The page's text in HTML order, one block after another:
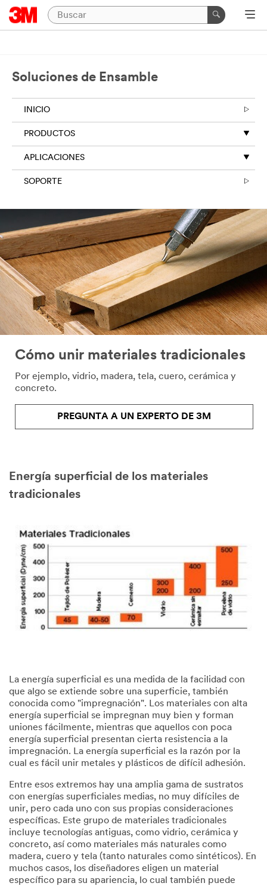
Soluciones de Ensamble
INICIO
PRODUCTOS
APLICACIONES
SOPORTE
Cómo unir materiales tradicionales
Por ejemplo, vidrio, madera, tela, cuero, cerámica y
concreto.​
PREGUNTA A UN EXPERTO DE 3M
Energía superficial de los materiales
tradicionales
La energía superficial es una medida de la facilidad con
que algo se extiende sobre una superficie, también
conocida como "impregnación". Los materiales con alta
energía superficial se impregnan muy bien y forman
uniones fácilmente, mientras que aquellos con poca
energía superficial presentan cierta resistencia a la
impregnación. La energía superficial es la razón por la
cual es fácil unir metales y plásticos de difícil adhesión.
​Entre esos extremos hay una amplia gama de sustratos
con energías superficiales medias, no muy difíciles de
unir, pero cada uno con sus propias consideraciones
específicas. Este grupo de materiales tradicionales
incluye tecnologías antiguas, como vidrio, cerámica y
concreto, así como materiales más naturales como
madera, cuero y tela (tanto naturales como sintéticos). En
muchos casos, los diseñadores eligen un material
específico para su apariencia, lo cual también puede